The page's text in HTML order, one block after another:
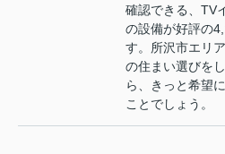
確認できる、TV
の設備が好評の
す。所沢市エリ
の住まい選びを
ら、きっと希望
ことでしょう。